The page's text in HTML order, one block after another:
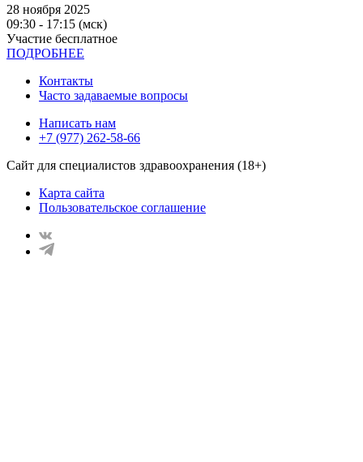
28 ноября 2025
09:30 - 17:15 (мск)
Участие бесплатное
ПОДРОБНЕЕ
Контакты
Часто задаваемые вопросы
Написать нам
+7 (977) 262-58-66
Сайт для специалистов здравоохранения (18+)
Карта сайта
Пользовательское соглашение